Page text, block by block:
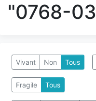
"0768-
Vivant Non Tous
Fragile Tous